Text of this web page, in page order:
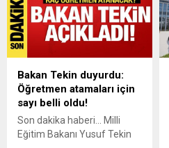
Bakan Tekin duyurdu:
Öğretmen atamaları için
sayı belli oldu!
Son dakika haberi... Milli
Eğitim Bakanı Yusuf Tekin